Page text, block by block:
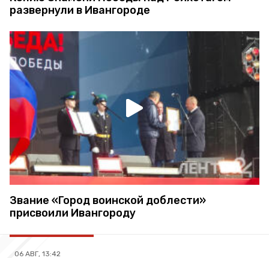
развернули в Ивангороде
Звание «Город воинской доблести»
присвоили Ивангороду
06 АВГ, 13:42